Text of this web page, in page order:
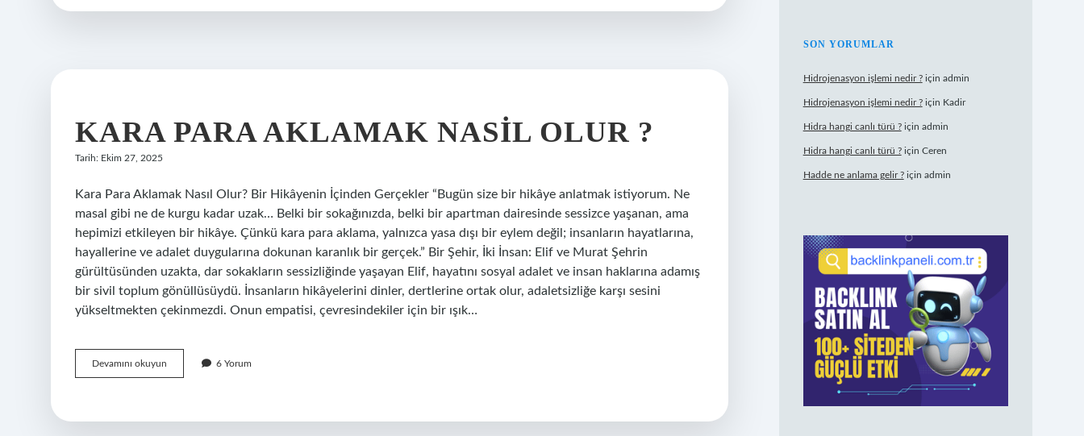
ne
KARA PARA AKLAMAK NASIL OLUR ?
Tarih: Ekim 27, 2025
Kara Para Aklamak Nasıl Olur? Bir Hikâyenin İçinden Gerçekler “Bugün size bir hikâye anlatmak istiyorum. Ne
masal gibi ne de kurgu kadar uzak… Belki bir sokağınızda, belki bir apartman dairesinde sessizce yaşanan, ama
hepimizi etkileyen bir hikâye. Çünkü kara para aklama, yalnızca yasa dışı bir eylem değil; insanların hayatlarına,
hayallerine ve adalet duygularına dokunan karanlık bir gerçek.” Bir Şehir, İki İnsan: Elif ve Murat Şehrin
gürültüsünden uzakta, dar sokakların sessizliğinde yaşayan Elif, hayatını sosyal adalet ve insan haklarına adamış
bir sivil toplum gönüllüsüydü. İnsanların hikâyelerini dinler, dertlerine ortak olur, adaletsizliğe karşı sesini
yükseltmekten çekinmezdi. Onun empatisi, çevresindekiler için bir ışık…
Devamını okuyun
para
olur
6 Yorum
SON YORUMLAR
Hidrojenasyon işlemi nedir ?için admin
Hidrojenasyon işlemi nedir ?için Kadir
Hidra hangi canlı türü ?için admin
Hidra hangi canlı türü ?için Ceren
Hadde ne anlama gelir ?için admin